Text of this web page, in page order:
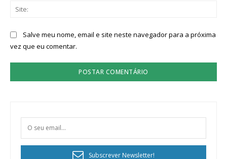
Salve meu nome, email e site neste navegador para a próxima
vez que eu comentar.
Subscrever Newsletter!